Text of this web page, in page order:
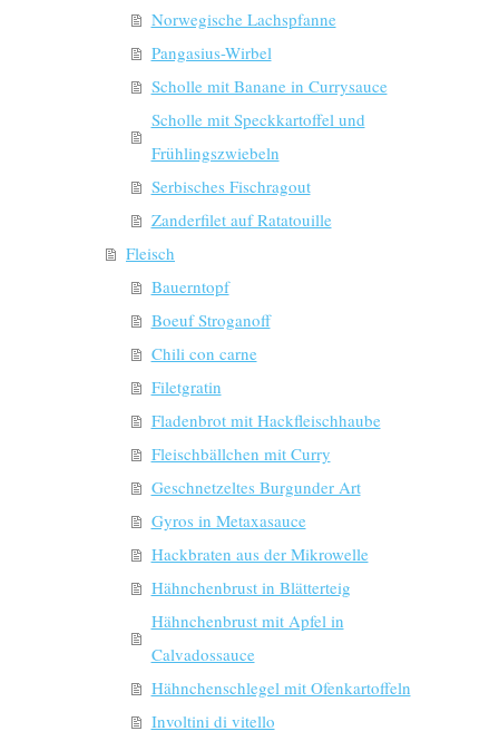
Norwegische Lachspfanne
Pangasius-Wirbel
Scholle mit Banane in Currysauce
Scholle mit Speckkartoffel und
Frühlingszwiebeln
Serbisches Fischragout
Zanderfilet auf Ratatouille
Fleisch
Bauerntopf
Boeuf Stroganoff
Chili con carne
Filetgratin
Fladenbrot mit Hackfleischhaube
Fleischbällchen mit Curry
Geschnetzeltes Burgunder Art
Gyros in Metaxasauce
Hackbraten aus der Mikrowelle
Hähnchenbrust in Blätterteig
Hähnchenbrust mit Apfel in
Calvadossauce
Hähnchenschlegel mit Ofenkartoffeln
Involtini di vitello